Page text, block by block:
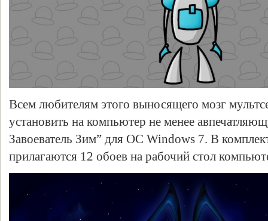
Всем любителям этого выносящего мозг
установить на компьютер не менее
Завоеватель Зим” для ОС Windows 7. В
прилагаются 12 обоев на рабочий стол